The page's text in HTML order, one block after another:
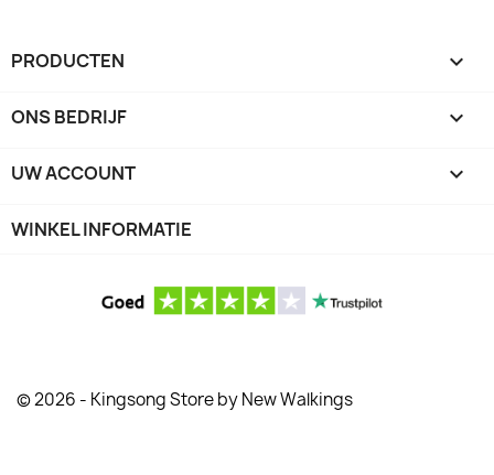
PRODUCTEN 
ONS BEDRIJF 
UW ACCOUNT 
WINKEL INFORMATIE
© 2026 - Kingsong Store by New Walkings